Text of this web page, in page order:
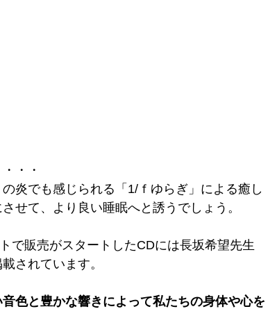
・・
炎でも感じられる「1/ｆゆらぎ」による癒し
せて、より良い睡眠へと誘うでしょう。
で販売がスタートしたCDには長坂希望先生
されています。
色と豊かな響きによって私たちの身体や心を